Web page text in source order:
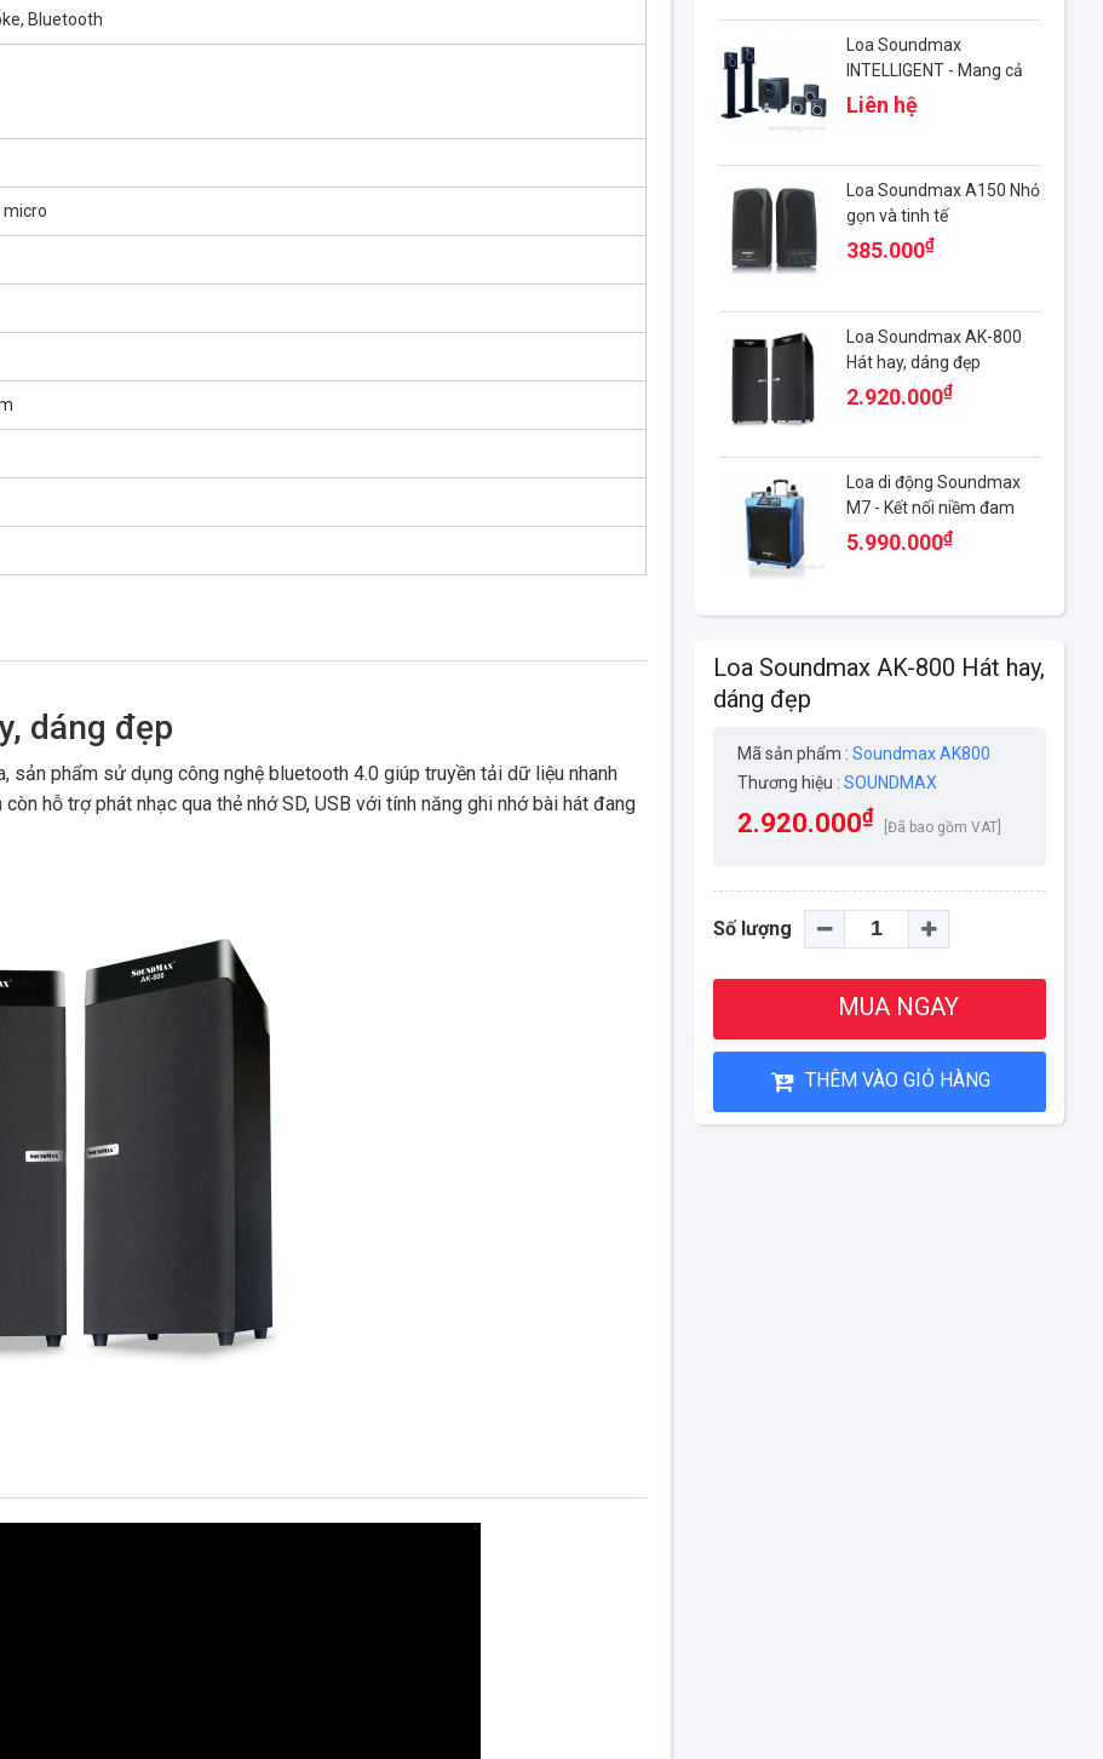
Bluetooth
micro
dáng đẹp
phẩm sử dụng công nghệ bluetooth 4.0 giúp truyền tải dữ liệu nhanh
hỗ trợ phát nhạc qua thẻ nhớ SD, USB với tính năng ghi nhớ bài hát đang
Loa Soundmax
INTELLIGENT - Mang cả
rạp hát về nhà
Liên hệ
Loa Soundmax A150 Nhỏ
gọn và tinh tế
385.000₫
Loa Soundmax AK-800
Hát hay, dáng đẹp
2.920.000₫
Loa di động Soundmax
M7 - Kết nối niềm đam
mê ca hát
5.990.000₫
Loa Soundmax AK-800 Hát hay,
dáng đẹp
Mã sản phẩm : Soundmax AK800
Thương hiệu : SOUNDMAX
2.920.000₫
[Đã bao gồm VAT]
Số lượng
MUA NGAY
THÊM VÀO GIỎ HÀNG